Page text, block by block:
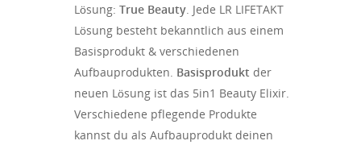
Lösung: True Beauty . Jede LR LIFETAKT
Lösung besteht bekanntlich aus einem
Basisprodukt & verschiedenen
Aufbauprodukten. Basisprodukt der
neuen Lösung ist das 5in1 Beauty Elixir.
Verschiedene pflegende Produkte
kannst du als Aufbauprodukt deinen